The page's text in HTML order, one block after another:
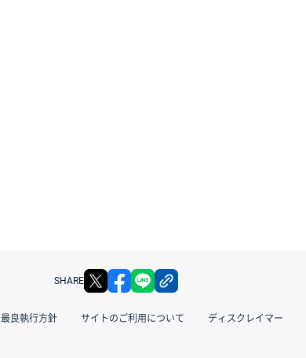
SHARE X facebook
最良執行方針 サイトのご利用について ディスクレイマー